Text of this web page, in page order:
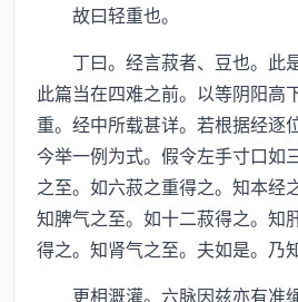
故曰轻重也。
丁曰。经言菽者、豆也。此是
此篇当在四难之前。以等阴阳高
重。经中所载甚详。若根据经逐
今举一例为式。假令左手寸口如
之至。如六菽之重得之。知本经
知脾气之至。如十二菽得之。知
得之。知肾气之至。夫如是。乃
更相溉灌。六脉因兹亦有准